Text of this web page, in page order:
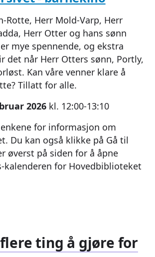
Rotte, Herr Mold-Varp, Herr
Herr Otter og hans sønn
mye spennende, og ekstra
det når Herr Otters sønn, Portly,
Kan våre venner klare å
Tillatt for alle.
2026 kl. 12:00-13:10
for informasjon om
Du kan også klikke på Gå til
øverst på siden for å åpne
­kalenderen for Hovedbiblioteket
ting å gjøre for